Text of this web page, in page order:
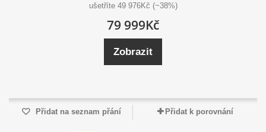
ušetříte 49 976Kč (~38%)
79 999Kč
Zobrazit
Přidat na seznam přání Přidat k porovnání